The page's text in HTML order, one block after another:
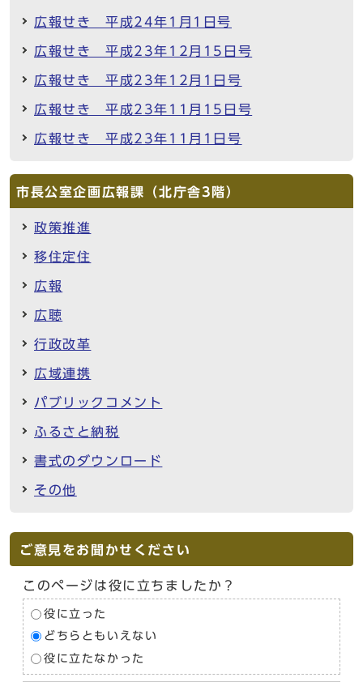
広報せき 平成24年1月1日号
広報せき 平成23年12月15日号
広報せき 平成23年12月1日号
広報せき 平成23年11月15日号
広報せき 平成23年11月1日号
市長公室企画広報課（北庁舎3階）
政策推進
移住定住
広報
広聴
行政改革
広域連携
パブリックコメント
ふるさと納税
書式のダウンロード
その他
ご意見をお聞かせください
このページは役に立ちましたか？
役に立った
どちらともいえない
役に立たなかった